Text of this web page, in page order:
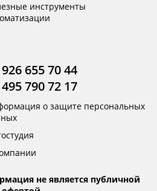
инструменты
655 70 44
790 72 17
о защите персональных
не является публичной